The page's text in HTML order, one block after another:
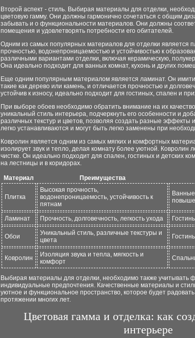
Второй аспект - стиль. Выбирая материалы для отделки,
цветовую гамму. Они должны гармонично сочетаться с общим
забывать и о функциональности материалов. Они должны
помещения и удовлетворять потребности его обитателей.
Одним из самых популярных материалов для отделки является
прочностью, водонепроницаемостью и устойчивостью к
различными вариантами отделки, включая керамическую,
Она идеально подходит для ванных комнат, кухонь и других
Еще одним популярным материалом является ламинат. Он
такие как дерево или камень, и отличается прочностью и
устойчив к износу, идеально подходит для гостиных, спален и
При выборе обоев необходимо обратить внимание на их
уникальный стиль интерьера, подчеркнуть его особенности и
различных текстур и цветов, позволяя создать разные
легко устанавливаются и могут быть легко заменены при
Ковролин является одним из самых мягких и комфортных
изолирует звук и тепло, делая комнату более уютной. Ковролин
чистке. Он идеально подходит для спален, гостиных и детских
на лестницы и в коридорах.
Материал Преимущества
Плитка
Высокая прочность,
водонепроницаемость, устойчивость к
пятнам
Ламинат Прочность, долговечность, легкость ухода
Обои
Уникальный стиль, различные текстуры и
цвета
Ковролин
Изоляция звука и тепла, мягкость и
комфорт
Выбирая материалы для отделки, необходимо также учитывать
индивидуальные предпочтения. Качественные материалы и
уютное и функциональное пространство, которое будет
протяжении многих лет.
Цветовая гамма и отделка: как
интерьере